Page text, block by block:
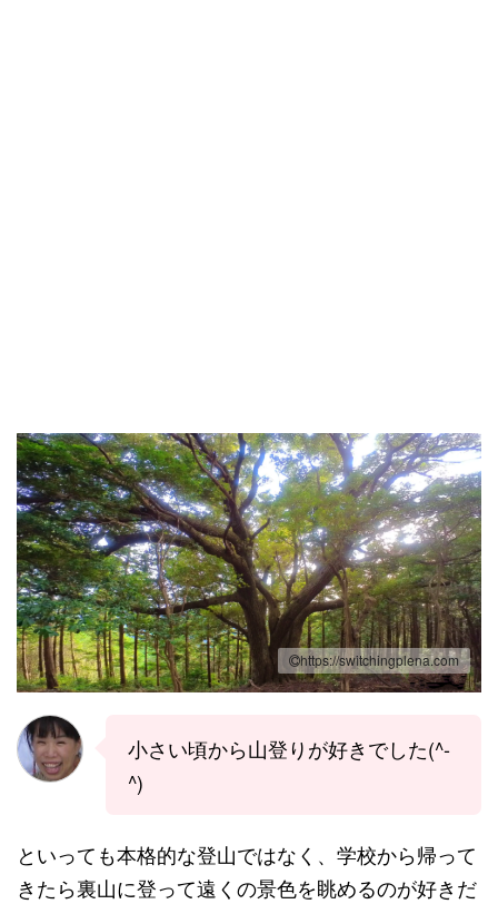
https://switchingplena.com
小さい頃から山登りが好きでした(^-
^)
といっても本格的な登山ではなく、学校から帰って
きたら裏山に登って遠くの景色を眺めるのが好きだ